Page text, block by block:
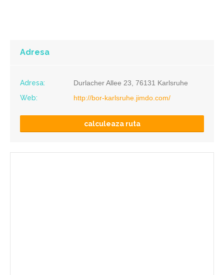
Adresa
Adresa:
Durlacher Allee 23, 76131 Karlsruhe
Web:
http://bor-karlsruhe.jimdo.com/
calculeaza ruta